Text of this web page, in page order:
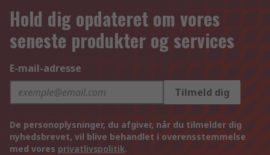
Hold dig opdateret om vores
seneste produkter og services
E-mail-adresse
Tilmeld dig
De personoplysninger, du afgiver, når du tilmelder dig
nyhedsbrevet, vil blive behandlet i overensstemmelse
med vores privatlivspolitik.